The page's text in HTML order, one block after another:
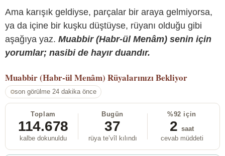
Ama karışık geldiyse, parçalar bir araya gelmiyorsa,
ya da içine bir kuşku düştüyse, rüyanı olduğu gibi
aşağıya yaz. Muabbir (Habr-ül Menâm) senin için
yorumlar; nasibi de hayır duandır.
Muabbir (Habr-ül Menâm) Rüyalarınızı Bekliyor
son görülme 24 dakika önce
Toplam
114.678
kalbe dokunuldu
Bugün
37
rüya te’vîl kılındı
%92 için
2 saat
cevab müddeti